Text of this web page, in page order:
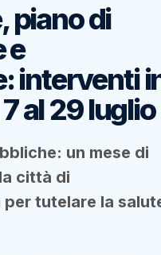
piano di
e
interventi
al 29 luglio
un mese di
città di
per tutelare la